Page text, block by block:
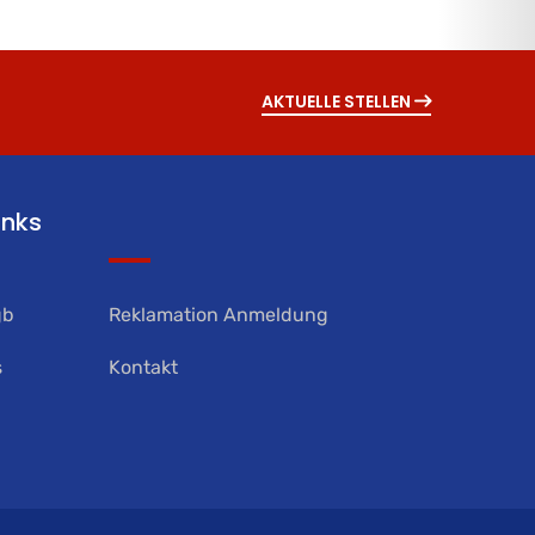
AKTUELLE STELLEN
Reklamation Anmeldung
Kontakt